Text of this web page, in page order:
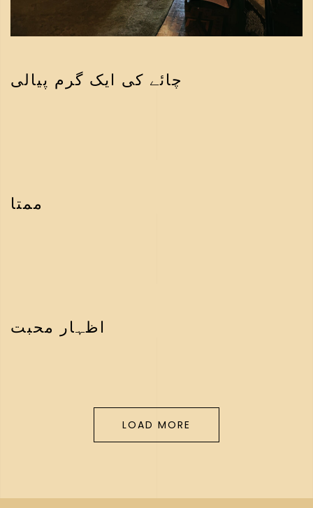
چائے کی ایک گرم پیالی
ممتا
اظہار محبت
LOAD MORE